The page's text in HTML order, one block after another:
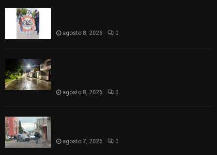
agosto 8, 2026 0
agosto 8, 2026 0
agosto 7, 2026 0